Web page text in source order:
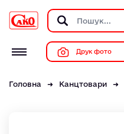
Друк фото
Головна Канцтовари